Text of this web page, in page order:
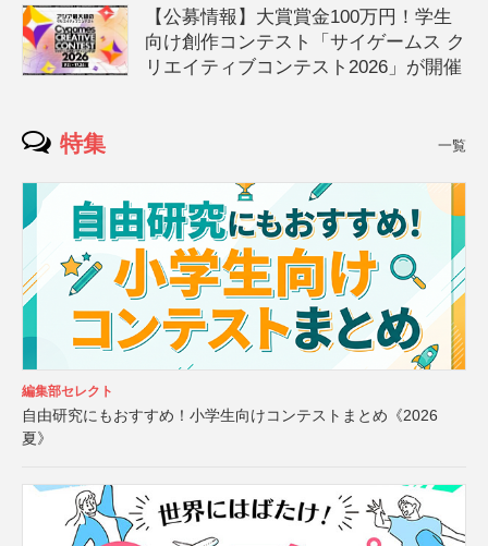
【公募情報】大賞賞金100万円！学生
向け創作コンテスト「サイゲームス ク
リエイティブコンテスト2026」が開催
特集 一覧
編集部セレクト
自由研究にもおすすめ！小学生向けコンテストまとめ《2026
夏》